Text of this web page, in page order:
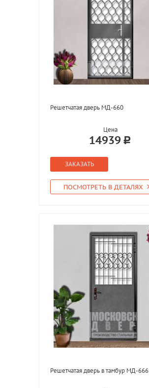
Решетчатая дверь МД-660
Цена
14939
ЗАКАЗАТЬ
ПОСМОТРЕТЬ В ДЕТАЛЯХ
Решетчатая дверь в тамбур МД-666